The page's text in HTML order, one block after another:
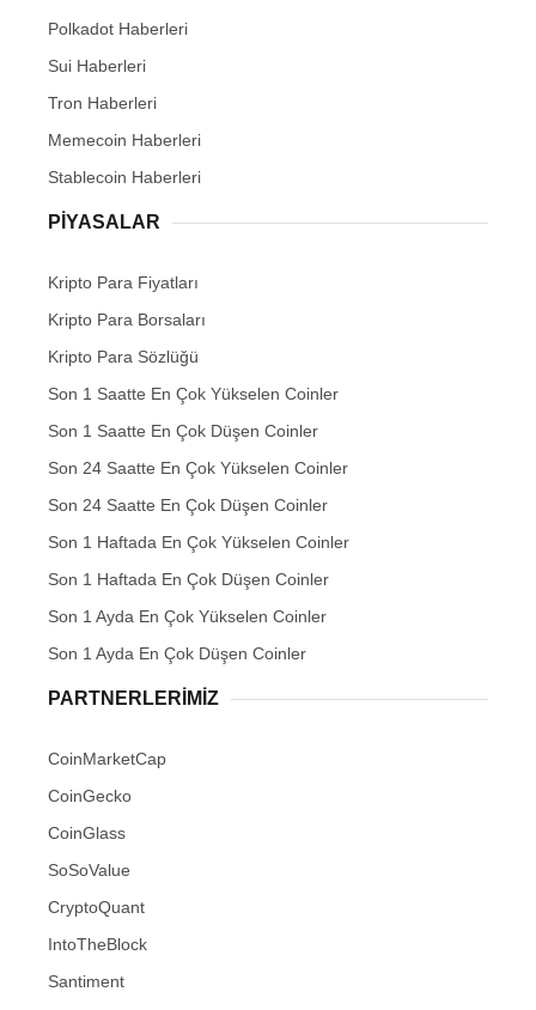
Polkadot Haberleri
Sui Haberleri
Tron Haberleri
Memecoin Haberleri
Stablecoin Haberleri
PIYASALAR
Kripto Para Fiyatları
Kripto Para Borsaları
Kripto Para Sözlüğü
Son 1 Saatte En Çok Yükselen Coinler
Son 1 Saatte En Çok Düşen Coinler
Son 24 Saatte En Çok Yükselen Coinler
Son 24 Saatte En Çok Düşen Coinler
Son 1 Haftada En Çok Yükselen Coinler
Son 1 Haftada En Çok Düşen Coinler
Son 1 Ayda En Çok Yükselen Coinler
Son 1 Ayda En Çok Düşen Coinler
PARTNERLERIMIZ
CoinMarketCap
CoinGecko
CoinGlass
SoSoValue
CryptoQuant
IntoTheBlock
Santiment